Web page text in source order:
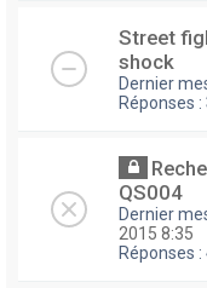
Street
shock
Dernier
Réponses :
QS004
Dernier
2015 8:35
Réponses :